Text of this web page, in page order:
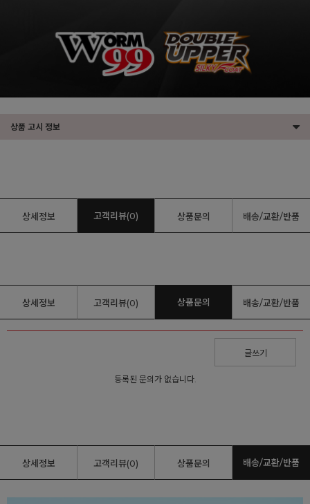
상품 고시 정보
상세정보 고객리뷰(0) 상품문의 배송/교환/반품
상세정보 고객리뷰(0) 상품문의 배송/교환/반품
글쓰기
등록된 문의가 없습니다.
상세정보 고객리뷰(0) 상품문의 배송/교환/반품